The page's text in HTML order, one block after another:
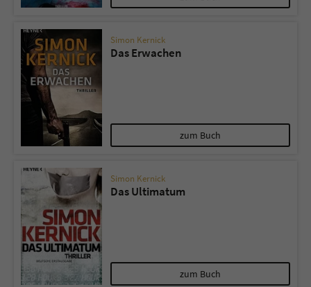
Simon Kernick
Das Erwachen
zum Buch
Simon Kernick
Das Ultimatum
zum Buch